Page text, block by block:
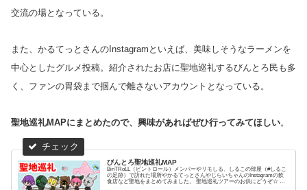
交流の場となっている。
また、かるてっとさんのInstagramといえば、美味しそうなラーメンを
中心としたグルメ投稿。紹介されたお店に聖地巡礼するびんとろ民も多
く、ファンの胃袋まで掴んで離さないアカウントとなっている。
聖地巡礼MAPにまとめたので、興味があればぜひ行ってみてほしい。
びんとろ聖地巡礼MAP
BinTRoLL（ビントロール）メンバーやリモしる、しるこの部屋（#しるこ
の足跡）で訪れた場所やかるてっとさんやじらいちゃんのInstagramの飲
食店など聖地をまとめてみました。 聖地巡礼ツアーのお供にどうぞ☆ 体